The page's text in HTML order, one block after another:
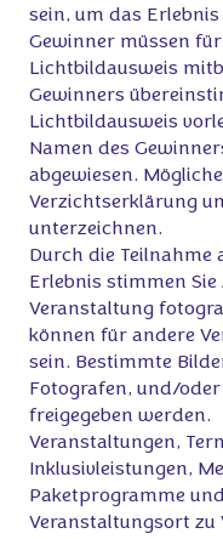
sein, um das
Gewinner müssen
Lichtbildausweis
Gewinners
Lichtbildausweis
Namen des
abgewiesen.
Verzichtserklärung
unterzeichnen.
Durch die Teilnahme
Erlebnis stimmen Sie
Veranstaltung
können für andere
sein. Bestimmte
Fotografen, und/
freigegeben werden.
Veranstaltungen,
Inklusivleistungen,
Paketprogramme
Veranstaltungsort